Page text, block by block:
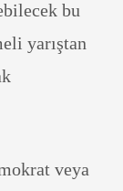
bu
yarıştan
veya